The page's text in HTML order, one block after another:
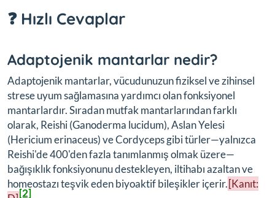
❓ Hızlı Cevaplar
Adaptojenik mantarlar nedir?
Adaptojenik mantarlar, vücudunuzun fiziksel ve zihinsel
strese uyum sağlamasına yardımcı olan fonksiyonel
mantarlardır. Sıradan mutfak mantarlarından farklı
olarak, Reishi (Ganoderma lucidum), Aslan Yelesi
(Hericium erinaceus) ve Cordyceps gibi türler—yalnızca
Reishi'de 400'den fazla tanımlanmış olmak üzere—
bağışıklık fonksiyonunu destekleyen, iltihabı azaltan ve
homeostazı teşvik eden biyoaktif bileşikler içerir.[Kanıt:
[2]